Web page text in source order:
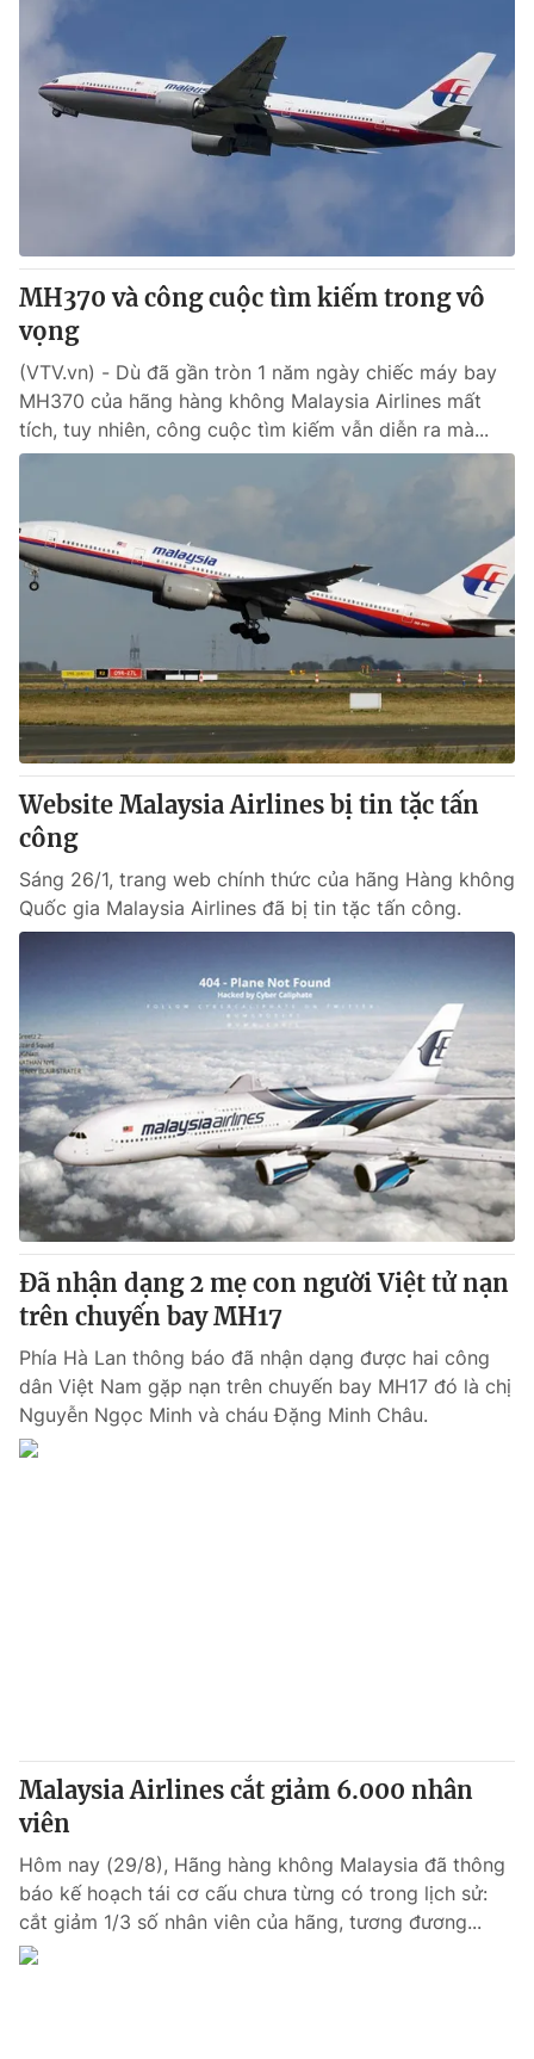
MH370 và công cuộc tìm kiếm trong vô
vọng
(VTV.vn) - Dù đã gần tròn 1 năm ngày chiếc máy bay
MH370 của hãng hàng không Malaysia Airlines mất
tích, tuy nhiên, công cuộc tìm kiếm vẫn diễn ra mà...
Website Malaysia Airlines bị tin tặc tấn
công
Sáng 26/1, trang web chính thức của hãng Hàng không
Quốc gia Malaysia Airlines đã bị tin tặc tấn công.
Đã nhận dạng 2 mẹ con người Việt tử nạn
trên chuyến bay MH17
Phía Hà Lan thông báo đã nhận dạng được hai công
dân Việt Nam gặp nạn trên chuyến bay MH17 đó là chị
Nguyễn Ngọc Minh và cháu Đặng Minh Châu.
Malaysia Airlines cắt giảm 6.000 nhân
viên
Hôm nay (29/8), Hãng hàng không Malaysia đã thông
báo kế hoạch tái cơ cấu chưa từng có trong lịch sử:
cắt giảm 1/3 số nhân viên của hãng, tương đương...